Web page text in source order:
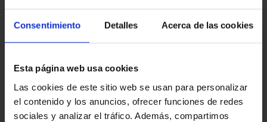
Consentimiento Detalles Acerca de las cookies
Esta página web usa cookies
Las cookies de este sitio web se usan para personalizar
el contenido y los anuncios, ofrecer funciones de redes
sociales y analizar el tráfico. Además, compartimos